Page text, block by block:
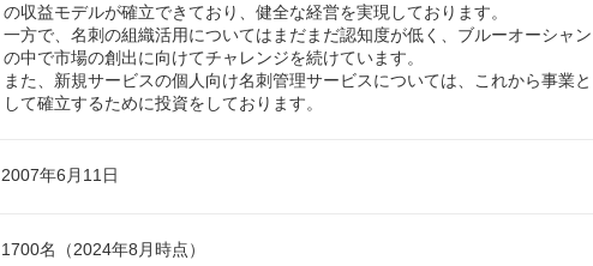
の収益モデルが確立できており、健全な経営を実現しております。
一方で、名刺の組織活用についてはまだまだ認知度が低く、ブルーオーシャン
の中で市場の創出に向けてチャレンジを続けています。
また、新規サービスの個人向け名刺管理サービスについては、これから事業と
して確立するために投資をしております。
2007年6月11日
1700名（2024年8月時点）